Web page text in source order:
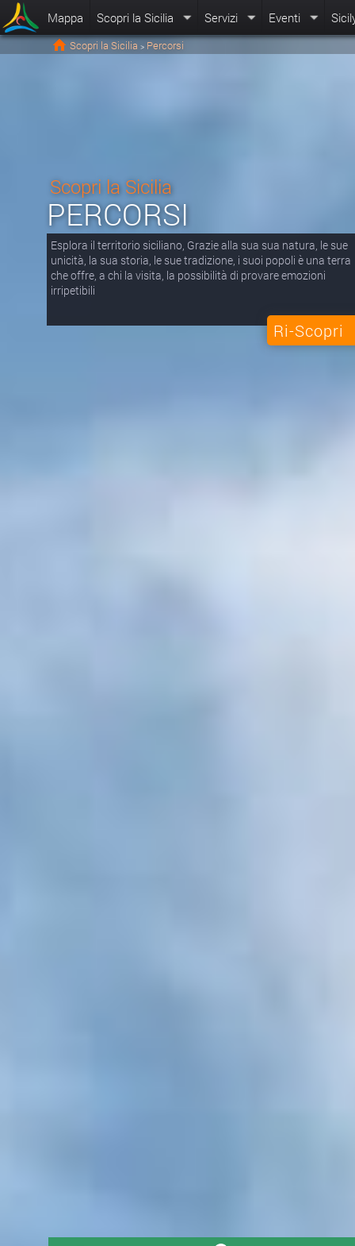
Mappa Scopri la Sicilia Servizi Eventi
Scopri la Sicilia > Percorsi
Scopri la Sicilia
PERCORSI
Esplora il territorio siciliano, Grazie alla sua sua natura, le sue
unicità, la sua storia, le sue tradizione, i suoi popoli è una terra
che offre, a chi la visita, la possibilità di provare emozioni
irripetibili